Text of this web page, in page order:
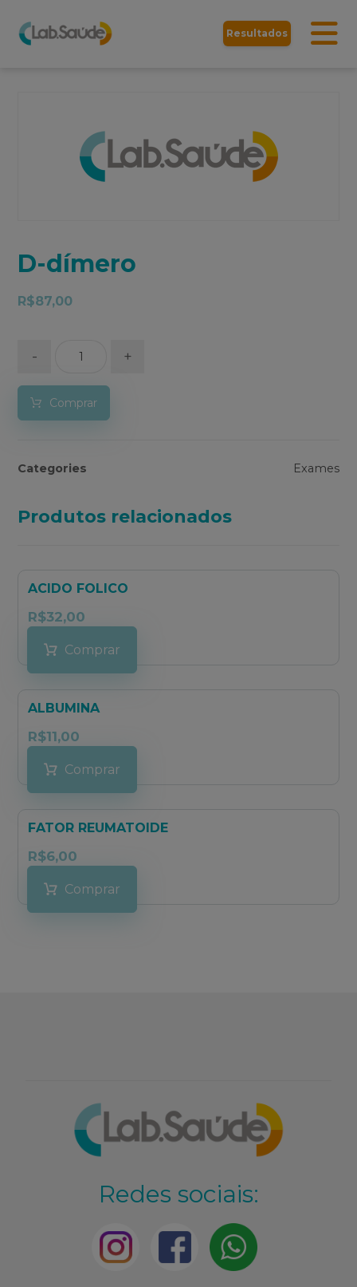
Resultados
D-dímero
R$87,00
- +
Comprar
Categories Exames
Produtos relacionados
ACIDO FOLICO
R$32,00
Comprar
ALBUMINA
R$11,00
Comprar
FATOR REUMATOIDE
R$6,00
Comprar
Redes sociais: